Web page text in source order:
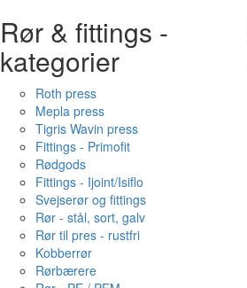
Rør & fittings -
kategorier
Roth press
Mepla press
Tigris Wavin press
Fittings - Primofit
Rødgods
Fittings - Ijoint/Isiflo
Svejserør og fittings
Rør - stål, sort, galv
Rør til pres - rustfri
Kobberrør
Rørbærere